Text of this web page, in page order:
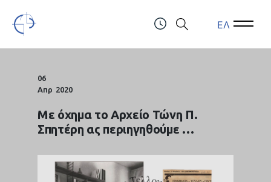
Open Menu ΕΛ Open
06
Απρ 2020
Με όχημα το Αρχείο Τώνη Π.
Σπητέρη ας περιηγηθούμε …